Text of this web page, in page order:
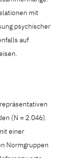
mit
psychischer
auf
(N = 2.046).
einer
Normgruppen